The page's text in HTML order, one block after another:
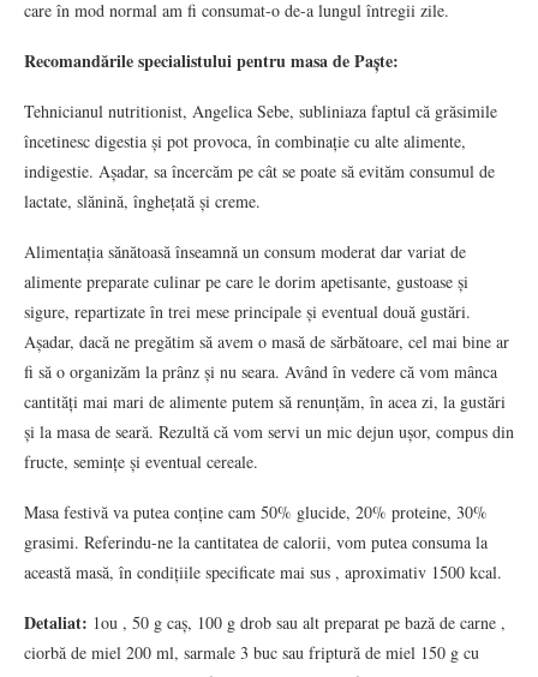
care în mod normal am fi consumat-o de-a lungul întregii zile.
Recomandările specialistului pentru masa de Paște:
Tehnicianul nutritionist, Angelica Sebe, subliniaza faptul că grăsimile
încetinesc digestia și pot provoca, în combinație cu alte alimente,
indigestie. Așadar, sa încercăm pe cât se poate să evităm consumul de
lactate, slănină, înghețată și creme.
Alimentația sănătoasă înseamnă un consum moderat dar variat de
alimente preparate culinar pe care le dorim apetisante, gustoase și
sigure, repartizate în trei mese principale și eventual două gustări.
Așadar, dacă ne pregătim să avem o masă de sărbătoare, cel mai bine ar
fi să o organizăm la prânz și nu seara. Având în vedere că vom mânca
cantități mai mari de alimente putem să renunțăm, în acea zi, la gustări
și la masa de seară. Rezultă că vom servi un mic dejun ușor, compus din
fructe, semințe și eventual cereale.
Masa festivă va putea conține cam 50% glucide, 20% proteine, 30%
grasimi. Referindu-ne la cantitatea de calorii, vom putea consuma la
această masă, în condițiile specificate mai sus , aproximativ 1500 kcal.
Detaliat: 1ou , 50 g caș, 100 g drob sau alt preparat pe bază de carne ,
ciorbă de miel 200 ml, sarmale 3 buc sau friptură de miel 150 g cu